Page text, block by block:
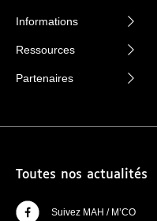
Informations
Ressources
Partenaires
Toutes nos actualités
Suivez MAH / M’CO